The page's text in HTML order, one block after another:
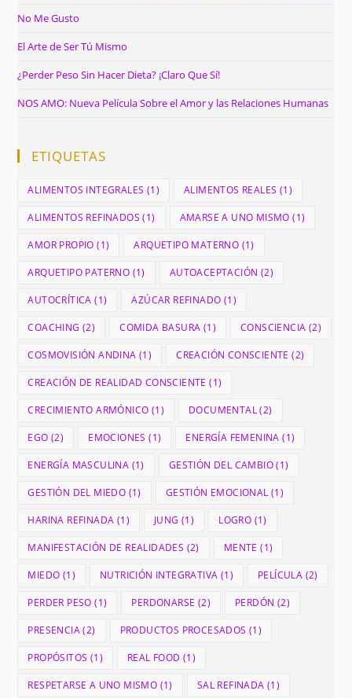
No Me Gusto
El Arte de Ser Tú Mismo
¿Perder Peso Sin Hacer Dieta? ¡Claro Que Sí!
NOS AMO: Nueva Película Sobre el Amor y las Relaciones Humanas
ETIQUETAS
ALIMENTOS INTEGRALES (1) ALIMENTOS REALES (1)
ALIMENTOS REFINADOS (1) AMARSE A UNO MISMO (1)
AMOR PROPIO (1) ARQUETIPO MATERNO (1)
ARQUETIPO PATERNO (1) AUTOACEPTACIÓN (2)
AUTOCRÍTICA (1) AZÚCAR REFINADO (1)
COACHING (2) COMIDA BASURA (1) CONSCIENCIA (2)
COSMOVISIÓN ANDINA (1) CREACIÓN CONSCIENTE (2)
CREACIÓN DE REALIDAD CONSCIENTE (1)
CRECIMIENTO ARMÓNICO (1) DOCUMENTAL(2)
EGO (2) EMOCIONES (1) ENERGÍA FEMENINA (1)
ENERGÍA MASCULINA (1) GESTIÓN DEL CAMBIO(1)
GESTIÓN DEL MIEDO (1) GESTIÓN EMOCIONAL (1)
HARINA REFINADA (1) JUNG (1) LOGRO (1)
MANIFESTACIÓN DE REALIDADES (2) MENTE (1)
MIEDO (1) NUTRICIÓN INTEGRATIVA (1) PELÍCULA (2)
PERDER PESO (1) PERDONARSE (2) PERDÓN (2)
PRESENCIA(2) PRODUCTOS PROCESADOS (1)
PROPÓSITOS (1) REAL FOOD (1)
RESPETARSE A UNO MISMO (1) SAL REFINADA (1)